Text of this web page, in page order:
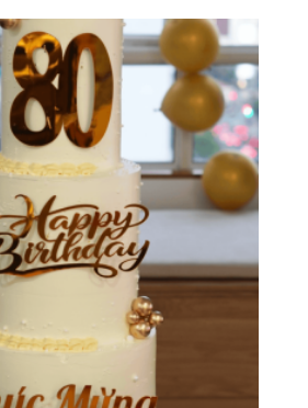
1,180,000₫
đến
5,360,000₫